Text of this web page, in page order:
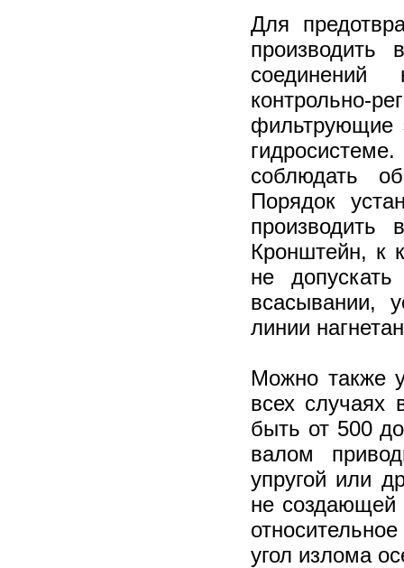
Для
производить
соединений
фильтрующие
соблюдать
Порядок
Кронштейн, к
не
всасывании,
линии
Можно также
всех случаях
быть от 500
валом
упругой или
не создающей
угол излома